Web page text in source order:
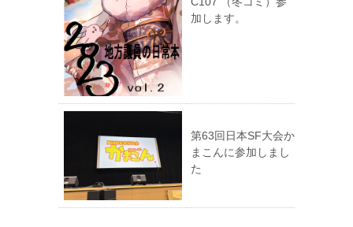
加します。
第63回日本SF大会か
まこんに参加しまし
た